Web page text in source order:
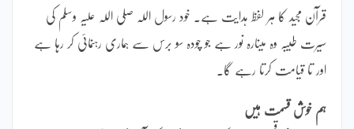
قرآن مجید کا ہر لفظ ہدایت ہے۔ خود رسول اللہ صلی اللہ علیہ وسلم کی
سیرت طیبہ وہ مینارہ نور ہے جو چودہ سو برس سے ہماری رہنمائی کر رہا ہے
اور تا قیامت کرتا رہے گا۔
ہم خوش قسمت ہیں